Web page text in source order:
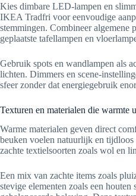
Kies dimbare LED-lampen en
IKEA Tradfri voor eenvoudige
stemmingen. Combineer algemene
geplaatste tafellampen en
Gebruik spots en wandlampen als
lichten. Dimmers en scene-
sfeer zonder dat energiegebruik
Texturen en materialen die warmte
Warme materialen geven direct
beuken voelen natuurlijk en
zachte textielsoorten zoals wol en
Een mix van zachte items zoals
stevige elementen zoals een